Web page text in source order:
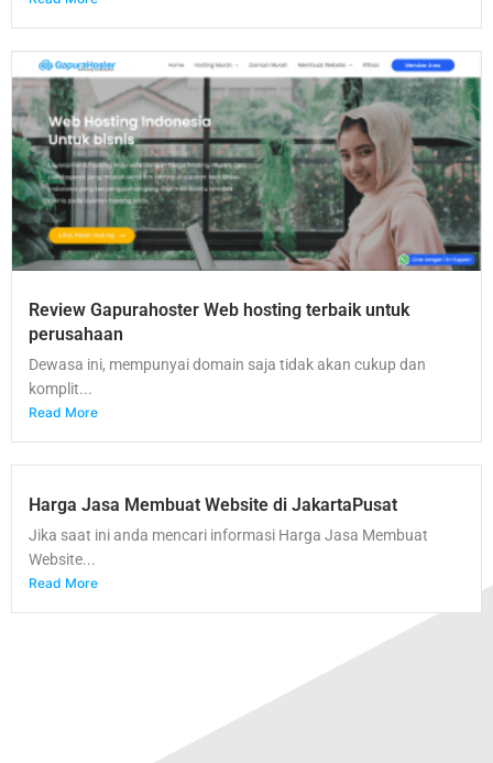
Review Gapurahoster Web hosting terbaik untuk
perusahaan
Dewasa ini, mempunyai domain saja tidak akan cukup dan
komplit...
Read More
Harga Jasa Membuat Website di JakartaPusat
Jika saat ini anda mencari informasi Harga Jasa Membuat
Website...
Read More